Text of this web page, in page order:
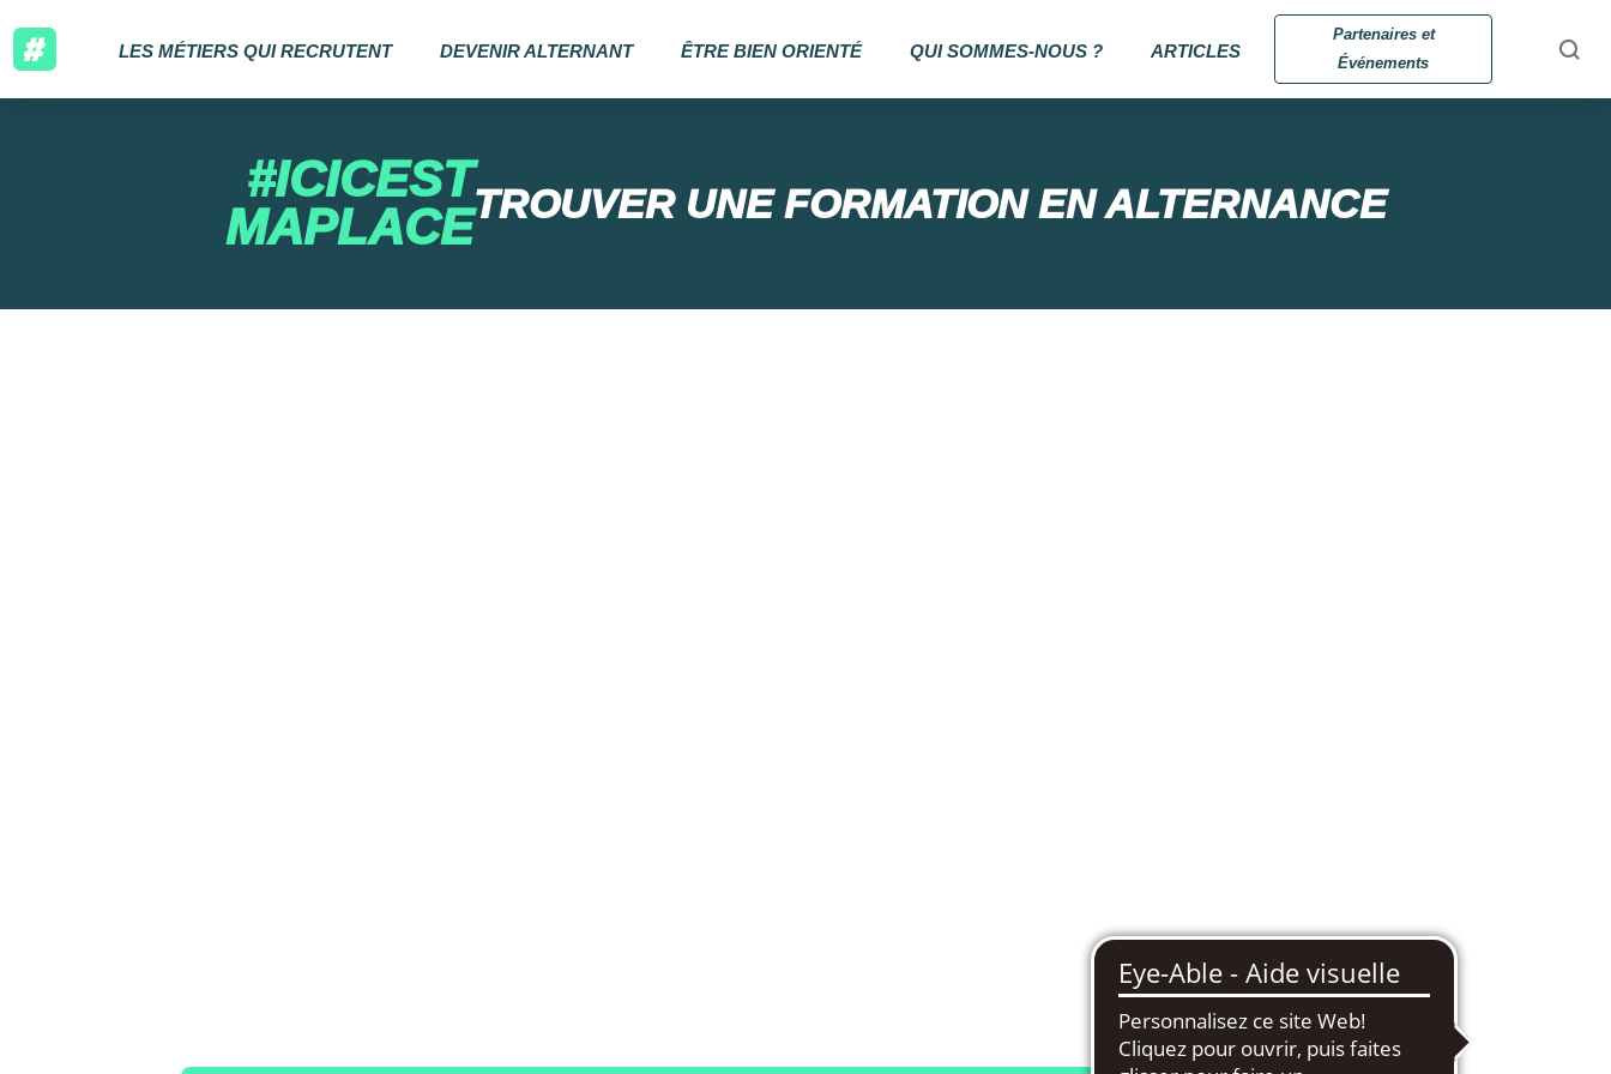
LES MÉTIERS QUI RECRUTENT DEVENIR ALTERNANT ÊTRE BIEN ORIENTÉ QUI SOMMES-NOUS ? ARTICLES
Partenaires et
Événements
#ICICEST
MAPLACETROUVER UNE FORMATION EN ALTERNANCE